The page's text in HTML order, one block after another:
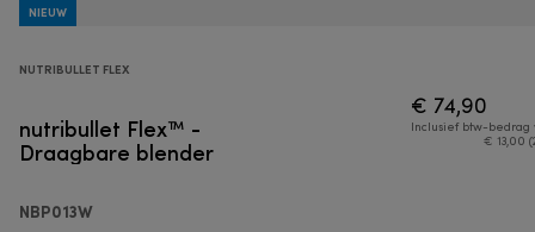
NIEUW
NUTRIBULLET FLEX
nutribullet Flex™ -
Draagbare blender
NBP013W
€ 74,90
Inclusief btw-bedrag
€ 13,00